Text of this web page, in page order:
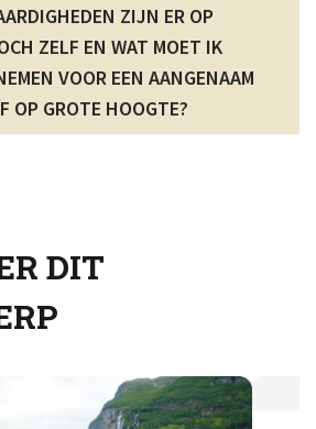
ZIJN ER OP
ZELF EN WAT MOET IK
VOOR EEN AANGENAAM
OP GROTE HOOGTE?
DIT